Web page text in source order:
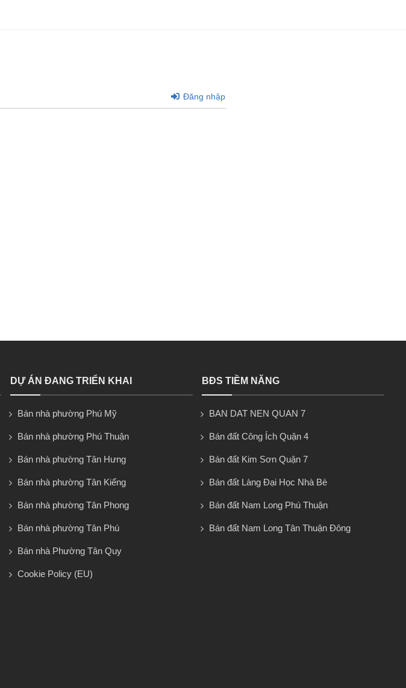
Đăng nhập
DỰ ÁN ĐANG TRIỂN KHAI
Bán nhà phường Phú Mỹ
Bán nhà phường Phú Thuận
Bán nhà phường Tân Hưng
Bán nhà phường Tân Kiểng
Bán nhà phường Tân Phong
Bán nhà phường Tân Phú
Bán nhà Phường Tân Quy
Cookie Policy (EU)
BĐS TIỀM NĂNG
BAN DAT NEN QUAN 7
Bán đất Công Ích Quận 4
Bán đất Kim Sơn Quận 7
Bán đất Làng Đại Học Nhà Bè
Bán đất Nam Long Phú Thuận
Bán đất Nam Long Tân Thuận Đông